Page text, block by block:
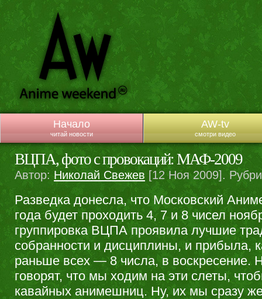
Начало
читай новости
AW-tv
смотри видео
ВЦПА, фото с провокаций: МАФ-2009
Автор: Николай Свежев [12 Ноя 2009].
Разведка донесла, что Московский
года будет проходить 4, 7 и 8 чисел
группировка ВЦПА проявила лучшие
собранности и дисциплины, и прибыла,
раньше всех — 8 числа, в воскресение.
говорят, что мы ходим на эти слеты,
кавайных анимешниц. Ну, их мы сразу